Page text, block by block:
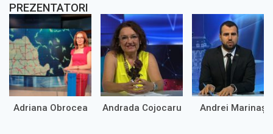
PREZENTATORI
Adriana Obrocea Andrada Cojocaru Andrei Marinaș